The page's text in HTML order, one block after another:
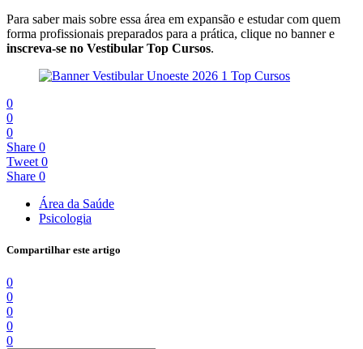
Para saber mais sobre essa área em expansão e estudar com quem
forma profissionais preparados para a prática, clique no banner e
inscreva-se no Vestibular Top Cursos.
0
0
0
Share 0
Tweet 0
Share 0
Área da Saúde
Psicologia
Compartilhar este artigo
0
0
0
0
0